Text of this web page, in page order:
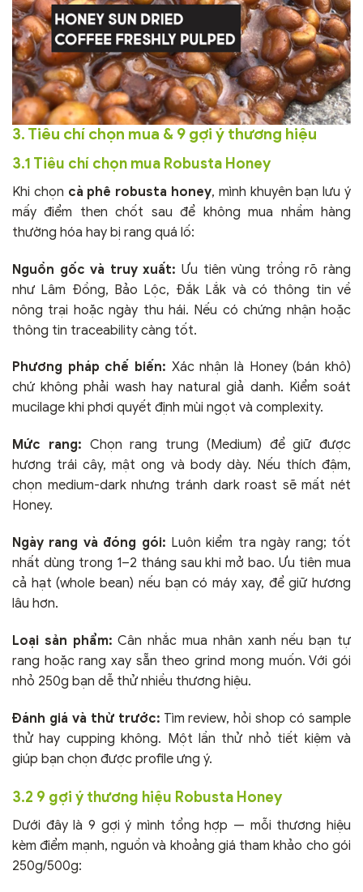
3. Tiêu chí chọn mua & 9 gợi ý thương hiệu
3.1 Tiêu chí chọn mua Robusta Honey
Khi chọn cà phê robusta honey, mình khuyên bạn lưu ý
mấy điểm then chốt sau để không mua nhầm hàng
thường hóa hay bị rang quá lố:
Nguồn gốc và truy xuất: Ưu tiên vùng trồng rõ ràng
như Lâm Đồng, Bảo Lộc, Đắk Lắk và có thông tin về
nông trại hoặc ngày thu hái. Nếu có chứng nhận hoặc
thông tin traceability càng tốt.
Phương pháp chế biến: Xác nhận là Honey (bán khô)
chứ không phải wash hay natural giả danh. Kiểm soát
mucilage khi phơi quyết định mùi ngọt và complexity.
Mức rang: Chọn rang trung (Medium) để giữ được
hương trái cây, mật ong và body dày. Nếu thích đậm,
chọn medium-dark nhưng tránh dark roast sẽ mất nét
Honey.
Ngày rang và đóng gói: Luôn kiểm tra ngày rang; tốt
nhất dùng trong 1–2 tháng sau khi mở bao. Ưu tiên mua
cả hạt (whole bean) nếu bạn có máy xay, để giữ hương
lâu hơn.
Loại sản phẩm: Cân nhắc mua nhân xanh nếu bạn tự
rang hoặc rang xay sẵn theo grind mong muốn. Với gói
nhỏ 250g bạn dễ thử nhiều thương hiệu.
Đánh giá và thử trước: Tìm review, hỏi shop có sample
thử hay cupping không. Một lần thử nhỏ tiết kiệm và
giúp bạn chọn được profile ưng ý.
3.2 9 gợi ý thương hiệu Robusta Honey
Dưới đây là 9 gợi ý mình tổng hợp — mỗi thương hiệu
kèm điểm mạnh, nguồn và khoảng giá tham khảo cho gói
250g/500g: